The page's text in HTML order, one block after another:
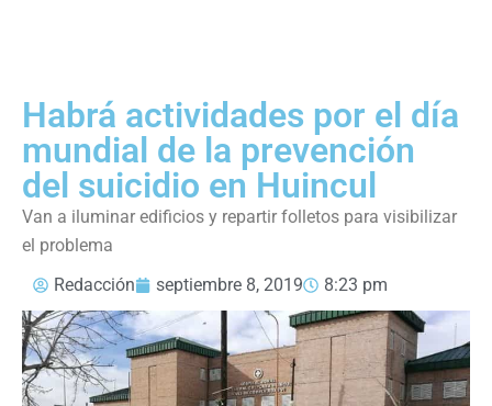
Habrá actividades por el día
mundial de la prevención
del suicidio en Huincul
Van a iluminar edificios y repartir folletos para visibilizar
el problema
Redacción
septiembre 8, 2019 8:23 pm